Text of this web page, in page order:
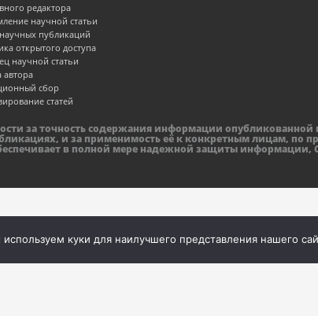
редактора
научной статьи
публикаций
открытого доступа
научной статьи
автора
сбор
статей
за точность содержания информации
и за применимость её к конкретным лицам, по
в полной мере надежной защиты информации,
куки для наилучшего представления нашего